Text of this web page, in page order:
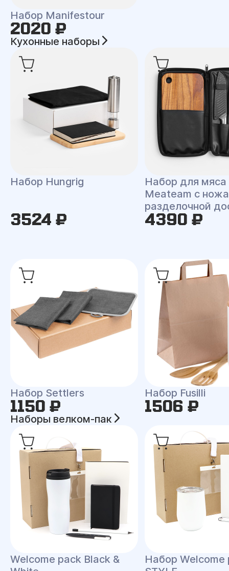
Набор Manifestour
2020 ₽
Кухонные наборы
Набор Hungrig
3524 ₽
Набор для мяса
Meateam с
разделочной
4390 ₽
Набор Settlers
1150 ₽
Набор Fusilli
1506 ₽
Наборы велком-пак
Welcome pack Black &
Набор Welcome